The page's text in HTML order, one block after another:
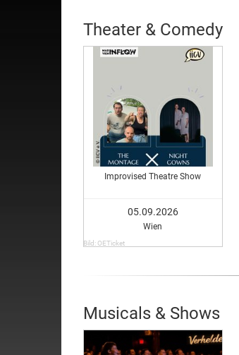
Theater & Comedy
Improvised Theatre Show
05.09.2026
Wien
Bild: OETicket
Musicals & Shows